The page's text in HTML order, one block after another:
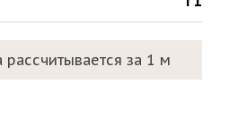
рассчитывается за 1 м